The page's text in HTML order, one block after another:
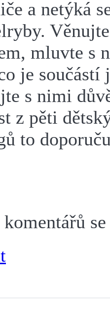
a netýká
mluvte s
je součástí
s nimi
z pěti
to
komentářů